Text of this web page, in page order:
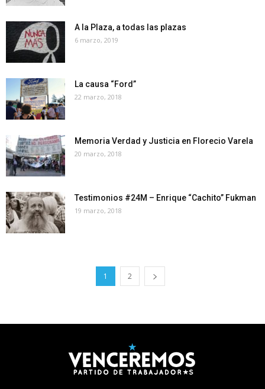
A la Plaza, a todas las plazas
6 marzo, 2019
La causa “Ford”
22 marzo, 2018
Memoria Verdad y Justicia en Florecio Varela
20 marzo, 2018
Testimonios #24M – Enrique “Cachito” Fukman
19 marzo, 2018
1 2